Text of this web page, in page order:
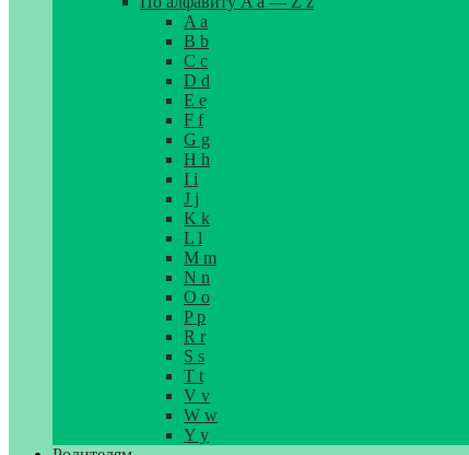
A a
B b
C c
D d
E e
F f
G g
H h
I i
J j
K k
L l
M m
N n
O o
P p
R r
S s
T t
V v
W w
Y y